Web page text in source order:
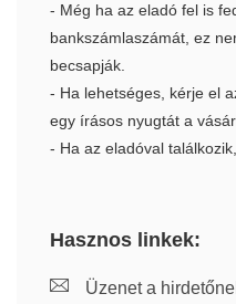
- Még ha az eladó fel is
bankszámlaszámát, ez
becsapják.
- Ha lehetséges, kérje el
egy írásos nyugtát a
- Ha az eladóval
Hasznos linkek:
Üzenet a